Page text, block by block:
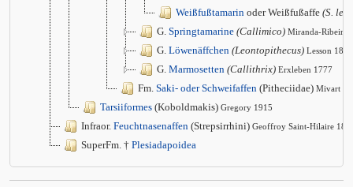
Weißfußtamarin oder Weißfußaffe (S.
G. Springtamarine (Callimico) Miranda-Ribeiro
G. Löwenäffchen (Leontopithecus) Lesson 1840
G. Marmosetten (Callithrix) Erxleben 1777
Fm. Saki- oder Schweifaffen (Pitheciidae) Mivart
Tarsiiformes (Koboldmakis) Gregory 1915
Infraor. Feuchtnasenaffen (Strepsirrhini) Geoffroy Saint-Hilaire
SuperFm. † Plesiadapoidea